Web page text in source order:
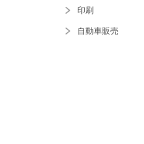
印刷
自動車販売